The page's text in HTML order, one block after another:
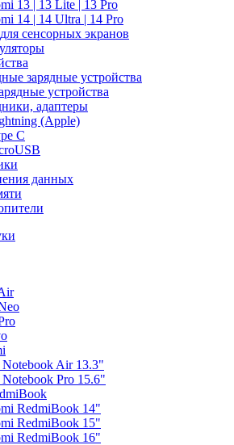
13 | 13 Lite | 13 Pro
14 | 14 Ultra | 14 Pro
сенсорных экранов
зарядные устройства
устройства
адаптеры
(Apple)
C
данных
Air 13.3"
Pro 15.6"
RedmiBook 14"
RedmiBook 15"
RedmiBook 16"